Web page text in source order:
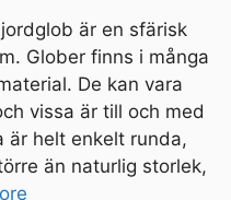
är en sfärisk
Glober finns i många
De kan vara
vissa är till och med
är helt enkelt runda,
än naturlig storlek,